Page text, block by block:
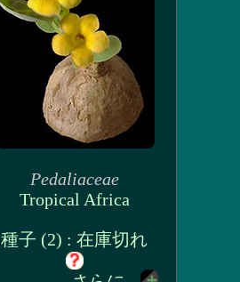
Pedaliaceae
Tropical Africa
種子 (2) : 在庫切れ